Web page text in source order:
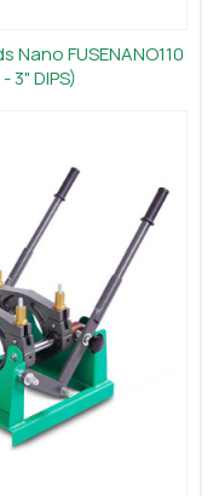
FUSENANO110
3" DIPS)